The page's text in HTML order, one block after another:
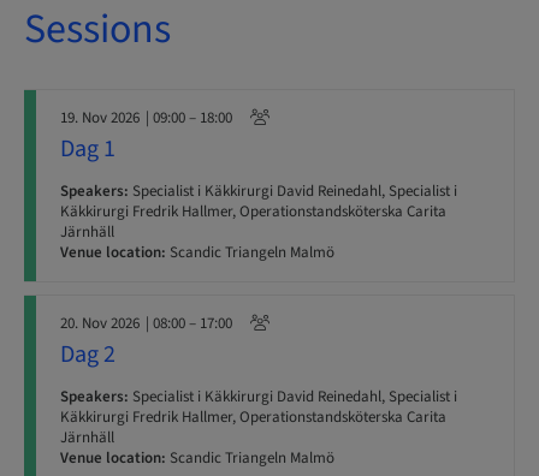
Sessions
19. Nov 2026 | 09:00 – 18:00
Dag 1
Speakers: Specialist i Käkkirurgi David Reinedahl, Specialist i
Käkkirurgi Fredrik Hallmer, Operationstandsköterska Carita
Järnhäll
Venue location: Scandic Triangeln Malmö
20. Nov 2026 | 08:00 – 17:00
Dag 2
Speakers: Specialist i Käkkirurgi David Reinedahl, Specialist i
Käkkirurgi Fredrik Hallmer, Operationstandsköterska Carita
Järnhäll
Venue location: Scandic Triangeln Malmö